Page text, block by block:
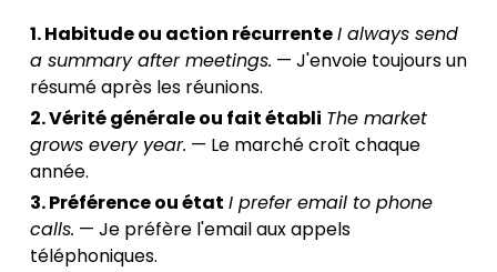
1. Habitude ou action récurrenteI always send
a summary after meetings. — J'envoie toujours un
résumé après les réunions.
2. Vérité générale ou fait établi The market
grows every year. — Le marché croît chaque
année.
3. Préférence ou état I prefer email to phone
calls. — Je préfère l'email aux appels
téléphoniques.